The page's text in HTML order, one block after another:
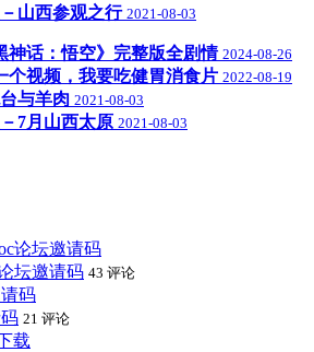
山西参观之行 2021-08-03
神话：悟空》完整版全剧情 2024-08-26
个视频，我要吃健胃消食片 2022-08-19
与羊肉 2021-08-03
7月山西太原 2021-08-03
坛邀请码 43 评论
21 评论